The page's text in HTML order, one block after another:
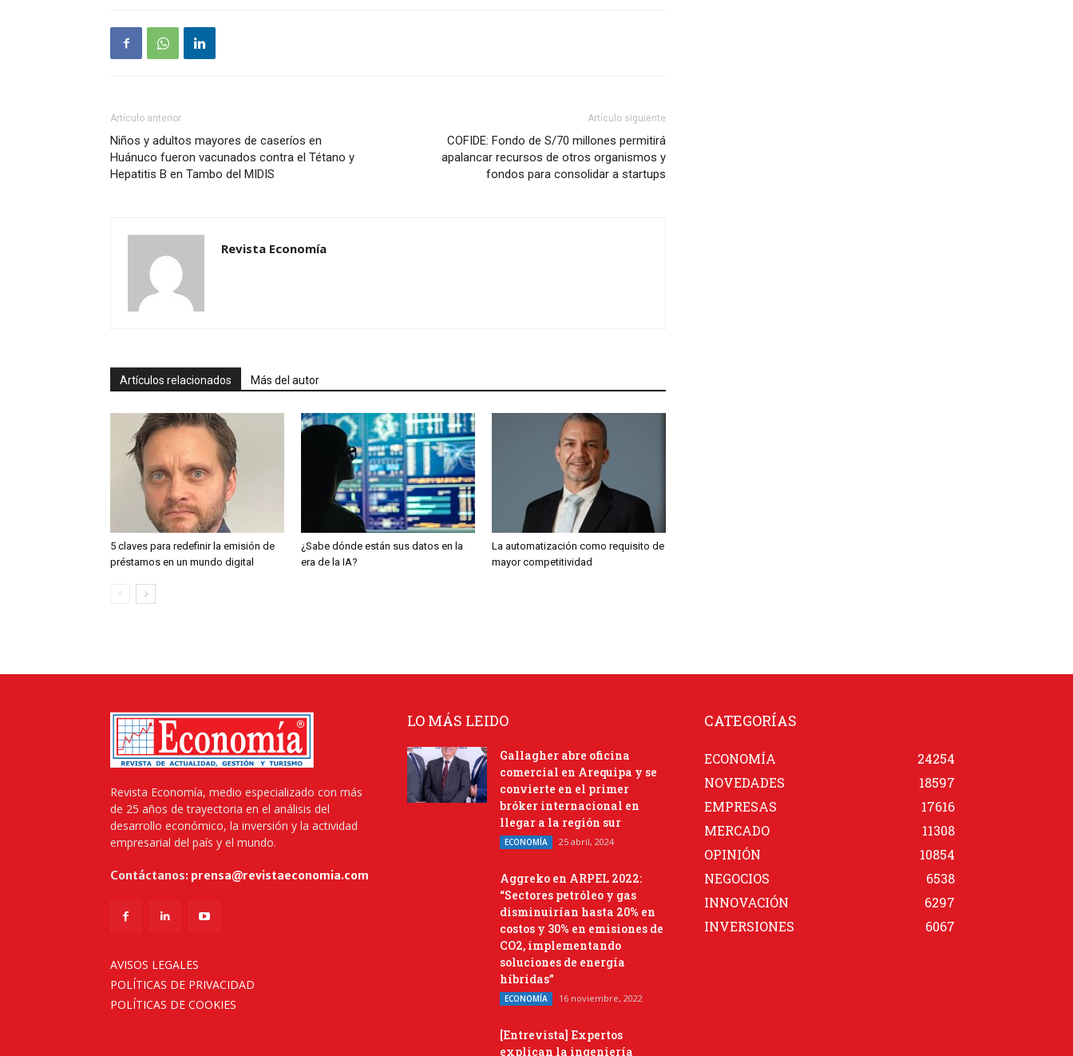
Artículo anterior
Niños y adultos mayores de caseríos en
Huánuco fueron vacunados contra el Tétano y
Hepatitis B en Tambo del MIDIS
Artículo siguiente
COFIDE: Fondo de S/70 millones permitirá
apalancar recursos de otros organismos y
fondos para consolidar a startups
Revista Economía
Artículos relacionados Más del autor
5 claves para redefinir la emisión de
préstamos en un mundo digital
¿Sabe dónde están sus datos en la
era de la IA?
La automatización como requisito de
mayor competitividad
Revista Economía, medio especializado con más
de 25 años de trayectoria en el análisis del
desarrollo económico, la inversión y la actividad
empresarial del país y el mundo.
Contáctanos: prensa@revistaeconomia.com
AVISOS LEGALES
POLÍTICAS DE PRIVACIDAD
POLÍTICAS DE COOKIES
LO MÁS LEIDO
Gallagher abre oficina
comercial en Arequipa y se
convierte en el primer
bróker internacional en
llegar a la región sur
ECONOMÍA 25 abril, 2024
Aggreko en ARPEL 2022:
“Sectores petróleo y gas
disminuirían hasta 20% en
costos y 30% en emisiones de
CO2, implementando
soluciones de energía
híbridas”
ECONOMÍA 16 noviembre, 2022
[Entrevista] Expertos
explican la ingeniería
CATEGORÍAS
ECONOMÍA
24254
NOVEDADES
18597
EMPRESAS
17616
MERCADO
11308
OPINIÓN
10854
NEGOCIOS
6538
INNOVACIÓN
6297
INVERSIONES
6067